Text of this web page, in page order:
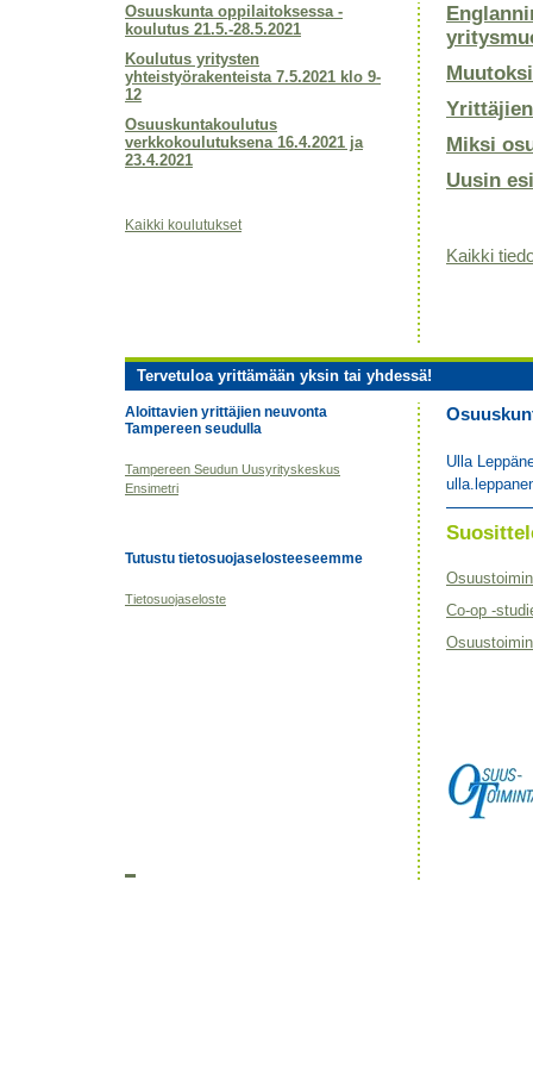
Osuuskunta oppilaitoksessa -
koulutus 21.5.-28.5.2021
Koulutus yritysten
yhteistyörakenteista 7.5.2021 klo 9-
12
Osuuskuntakoulutus
verkkokoulutuksena 16.4.2021 ja
23.4.2021
Kaikki koulutukset
Miksi
Uusin
Kaikki
Tervetuloa yrittämään yksin tai yhdessä!
Aloittavien yrittäjien neuvonta
Tampereen seudulla
Tampereen Seudun Uusyrityskeskus
Ensimetri
Tutustu tietosuojaselosteeseemme
Tietosuojaseloste
Ulla
Co-op -